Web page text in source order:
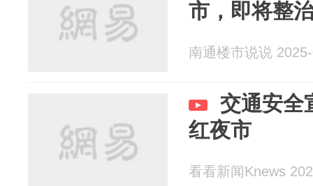
市，即将整
南通楼市说说
交通安全
红夜市
看看新闻Knews